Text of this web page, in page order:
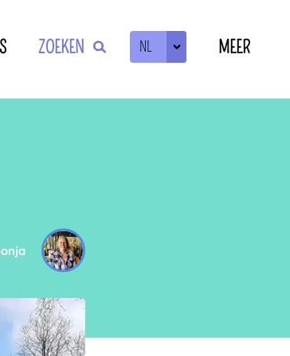
ZOEKEN NL MEER